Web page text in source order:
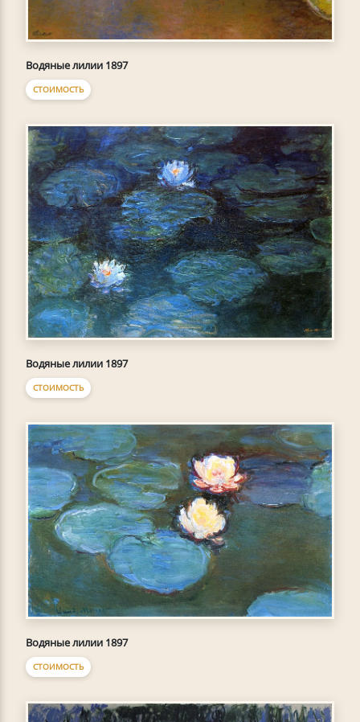
Водяные лилии 1897
СТОИМОСТЬ
Водяные лилии 1897
СТОИМОСТЬ
Водяные лилии 1897
СТОИМОСТЬ